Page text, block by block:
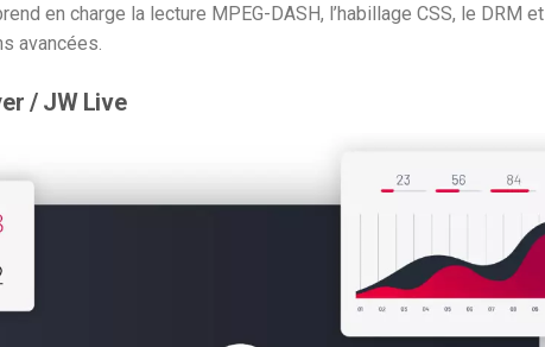
en charge la lecture MPEG-DASH, l’habillage CSS, le DRM et
avancées.
/ JW Live